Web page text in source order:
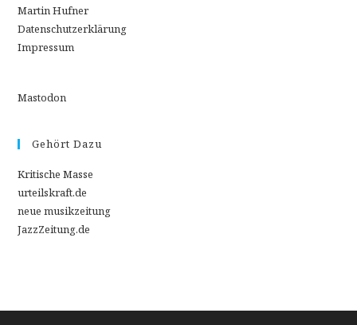
Martin Hufner
Datenschutzerklärung
Impressum
Mastodon
Gehört Dazu
Kritische Masse
urteilskraft.de
neue musikzeitung
JazzZeitung.de